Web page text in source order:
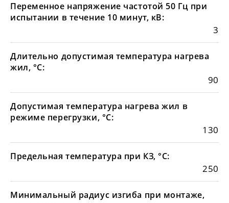
Переменное напряжение частотой 50 Гц при
испытании в течение 10 минут, кВ:
3
Длительно допустимая температура нагрева
жил, °С:
90
Допустимая температура нагрева жил в
режиме перегрузки, °С:
130
Предельная температура при КЗ, °С:
250
Минимальный радиус изгиба при монтаже,